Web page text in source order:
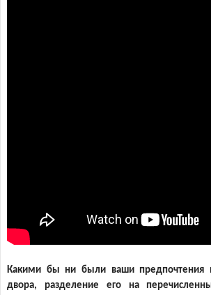
Какими бы ни были ваши предпочтения
двора, разделение его на